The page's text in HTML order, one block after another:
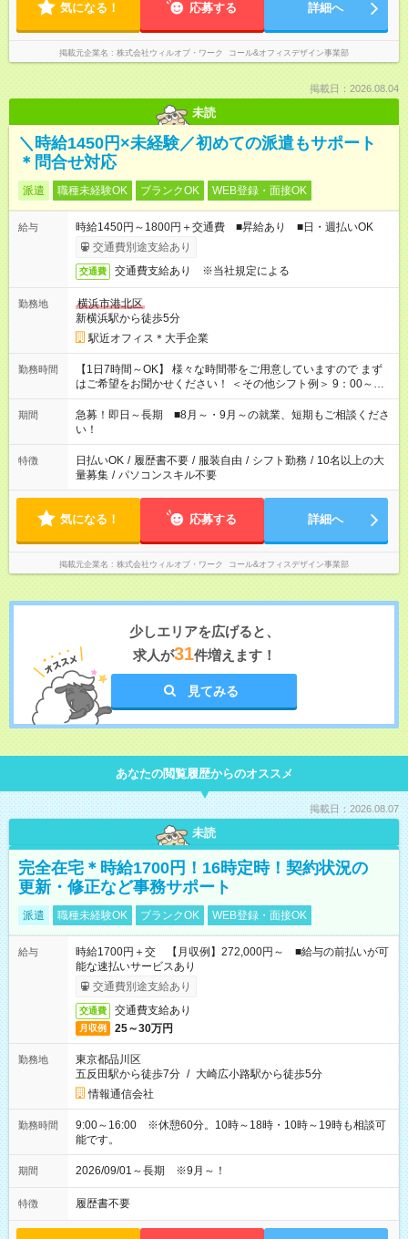
気になる！ 応募する 詳細へ
掲載元企業名 株式会社ウィルオブ・ワーク コール&オフィスデザイン事業部
掲載日：2026.08.04
未読
＼時給1450円×未経験／初めての派遣もサポート
＊問合せ対応
派遣 職種未経験OK ブランクOK WEB登録・面接OK
給与
時給1450円～1800円＋交通費 ■昇給あり ■日・週払いOK
交通費別途支給あり
交通費 交通費支給あり ※当社規定による
勤務地
横浜市港北区
新横浜駅から徒歩5分
駅近オフィス＊大手企業
勤務時間
【1日7時間～OK】 様々な時間帯をご用意していますので まず
はご希望をお聞かせください！ ＜その他シフト例＞ 9：00～
17：00 11：00～20：00 などなど！その他のお時間もOKです！
期間
急募！即日～長期 ■8月～・9月～の就業、短期もご相談くださ
い！
特徴 日払いOK / 履歴書不要 / 服装自由 / シフト勤務 / 10名以上の大
量募集 / パソコンスキル不要
気になる！ 応募する 詳細へ
掲載元企業名 株式会社ウィルオブ・ワーク コール&オフィスデザイン事業部
少しエリアを広げると、
求人が31件増えます！
見てみる
あなたの閲覧履歴からのオススメ
掲載日：2026.08.07
未読
完全在宅＊時給1700円！16時定時！契約状況の
更新・修正など事務サポート
派遣 職種未経験OK ブランクOK WEB登録・面接OK
給与
時給1700円＋交 【月収例】272,000円～ ■給与の前払いが可
能な速払いサービスあり
交通費別途支給あり
交通費 交通費支給あり
月収例 25～30万円
勤務地
東京都品川区
五反田駅から徒歩7分 / 大崎広小路駅から徒歩5分
情報通信会社
勤務時間
9:00～16:00 ※休憩60分。10時～18時・10時～19時も相談可
能です。
期間 2026/09/01～長期 ※9月～！
特徴 履歴書不要